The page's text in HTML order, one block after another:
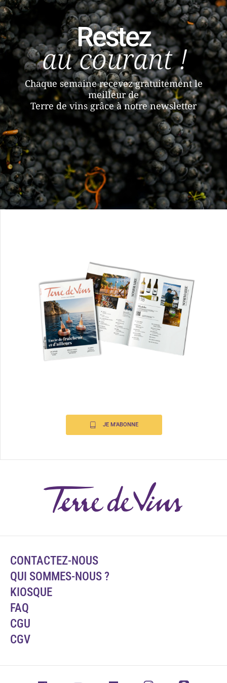
Restez
au courant !
Chaque semaine recevez gratuitement le
meilleur de
Terre de vins grâce à notre newsletter
JE M'ABONNE
CONTACTEZ-NOUS
QUI SOMMES-NOUS ?
KIOSQUE
FAQ
CGU
CGV